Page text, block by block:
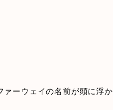
ァーウェイの名前が頭に浮か